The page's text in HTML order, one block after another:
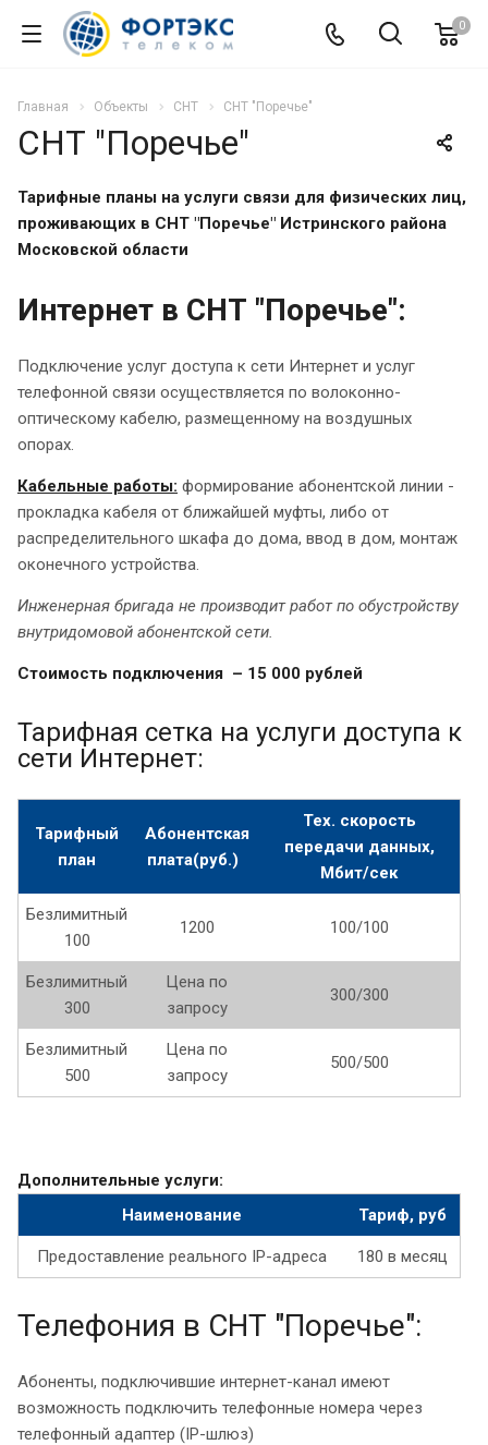
0
Главная Объекты СНТ СНТ "Поречье"
СНТ "Поречье"
Тарифные планы на услуги связи для физических лиц,
проживающих в СНТ "Поречье" Истринского района
Московской области
Интернет в СНТ "Поречье":
Подключение услуг доступа к сети Интернет и услуг
телефонной связи осуществляется по волоконно-
оптическому кабелю, размещенному на воздушных
опорах.
Кабельные работы: формирование абонентской линии -
прокладка кабеля от ближайшей муфты, либо от
распределительного шкафа до дома, ввод в дом, монтаж
оконечного устройства.
Инженерная бригада не производит работ по обустройству
внутридомовой абонентской сети.
Стоимость подключения – 15 000 рублей
Тарифная сетка на услуги доступа к
сети Интернет:
Тарифный
план
Абонентская
плата(руб.)
Тех. скорость
передачи данных,
Мбит/сек
Безлимитный
100
1200 100/100
Безлимитный
300
Цена по
запросу
300/300
Безлимитный
500
Цена по
запросу
500/500
Дополнительные услуги:
Наименование
Тариф, руб
Предоставление реального IP-адреса 180 в месяц
Телефония в СНТ "Поречье":
Абоненты, подключившие интернет-канал имеют
возможность подключить телефонные номера через
телефонный адаптер (IP-шлюз)